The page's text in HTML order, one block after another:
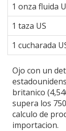
1 onza fluida
1 taza US
1 cucharada
Ojo con un
britanico
supera los
calculo de
importacion.